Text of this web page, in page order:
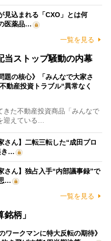
見込まれる「CXO」とは何
医薬品…
一覧を見る
当ストップ騒動の内幕
題の核心》「みんなで大家さ
動産投資トラブル“異常なく
た不動産投資商品「みんなで
迎えている…
さん】二転三転した“成田プロ
き…
さん】独占入手“内部議事録”で
…
一覧を見る
柄」
ワークマンに特大反転の期待》